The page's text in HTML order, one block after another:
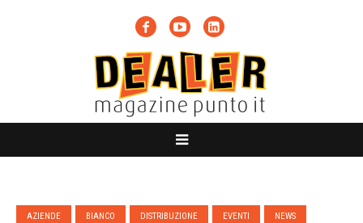
AZIENDE BIANCO DISTRIBUZIONE EVENTI NEWS